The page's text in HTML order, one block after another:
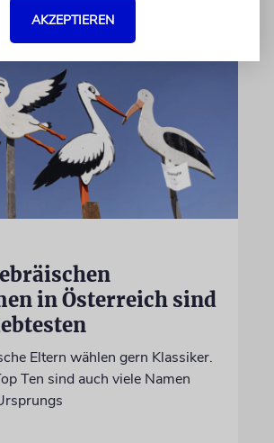
in Österreich sind
Eltern wählen gern Klassiker.
Ten sind auch viele Namen
AKZEPTIEREN